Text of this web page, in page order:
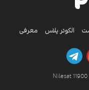
الکوثر پلاس
معرفی
Nilesat 11900